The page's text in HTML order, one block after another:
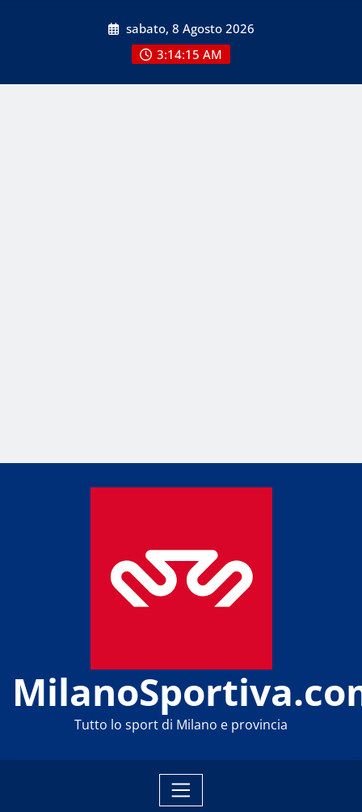
sabato, 8 Agosto 2026
3:14:15 AM
Tutto lo sport di Milano e provincia